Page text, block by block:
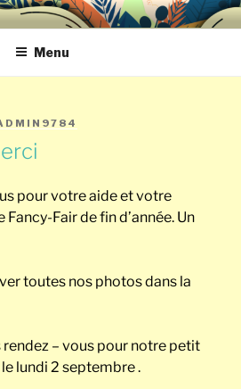
SAINT-
Menu
pour votre aide et votre
Fair de fin d’année. Un
toutes nos photos dans la
– vous pour notre petit
lundi 2 septembre .